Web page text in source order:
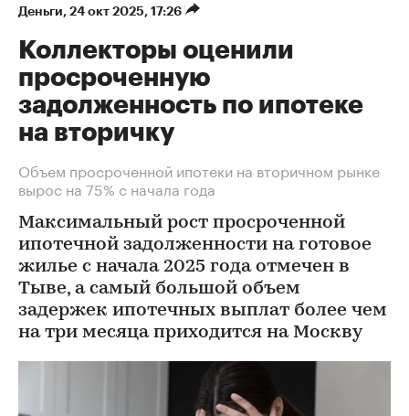
Деньги⁠, 24 окт 2025, 17:26
Коллекторы оценили
просроченную
задолженность по ипотеке
на вторичку
Объем просроченной ипотеки на вторичном рынке
вырос на 75% с начала года
Максимальный рост просроченной
ипотечной задолженности на готовое
жилье с начала 2025 года отмечен в
Тыве, а самый большой объем
задержек ипотечных выплат более чем
на три месяца приходится на Москву